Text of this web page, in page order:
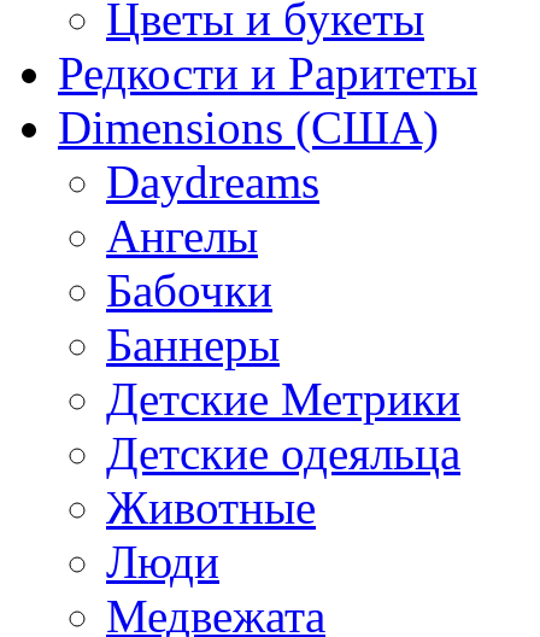
Цветы и букеты
Редкости и Раритеты
Dimensions (США)
Daydreams
Ангелы
Бабочки
Баннеры
Детские Метрики
Детские одеяльца
Животные
Люди
Медвежата